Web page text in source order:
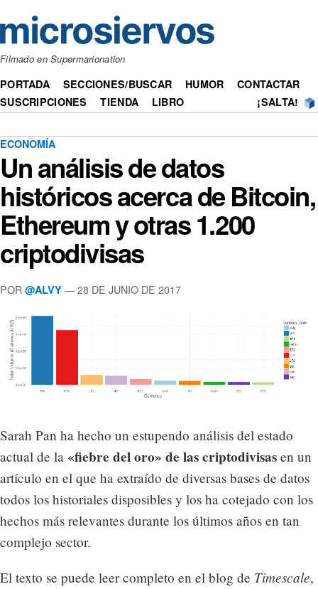
Filmado en Supermarionation
PORTADA SECCIONES/BUSCAR HUMOR
CONTACTAR
SUSCRIPCIONES
TIENDA LIBRO ¡SALTA!
ECONOMÍA
Un análisis de datos
históricos acerca de Bitcoin,
Ethereum y otras 1.200
criptodivisas
POR @ALVY — 28 DE JUNIO DE 2017
Sarah Pan ha hecho un estupendo análisis del estado
actual de la «fiebre del oro» de las criptodivisas en un
artículo en el que ha extraído de diversas bases de datos
todos los historiales disposibles y los ha cotejado con los
hechos más relevantes durante los últimos años en tan
complejo sector.
El texto se puede leer completo en el blog de Timescale,